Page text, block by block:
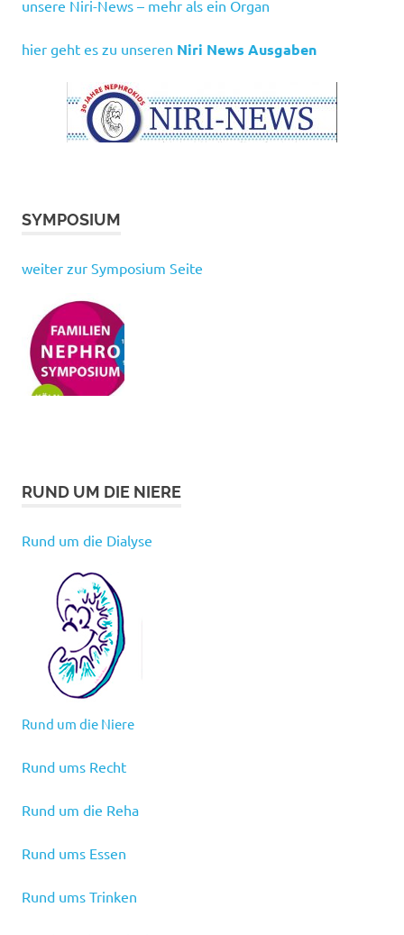
unsere Niri-News – mehr als ein Organ
hier geht es zu unseren Niri News Ausgaben
SYMPOSIUM
weiter zur Symposium Seite
RUND UM DIE NIERE
Rund um die Dialyse
Rund um die Niere
Rund ums Recht
Rund um die Reha
Rund ums Essen
Rund ums Trinken